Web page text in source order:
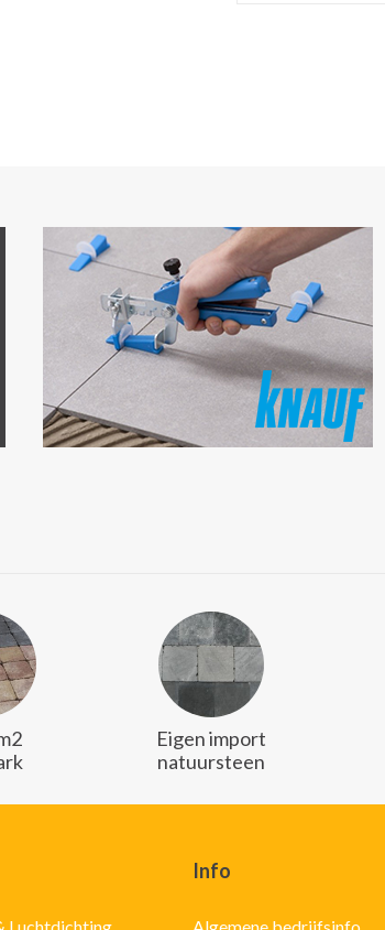
Eigen import
natuursteen
Luchtdichting
Info
Algemene bedrijfsinfo